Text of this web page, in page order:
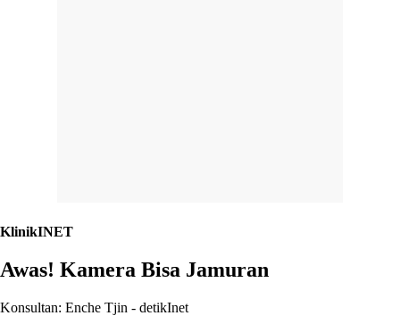
KlinikINET
Awas! Kamera Bisa Jamuran
Konsultan: Enche Tjin - detikInet